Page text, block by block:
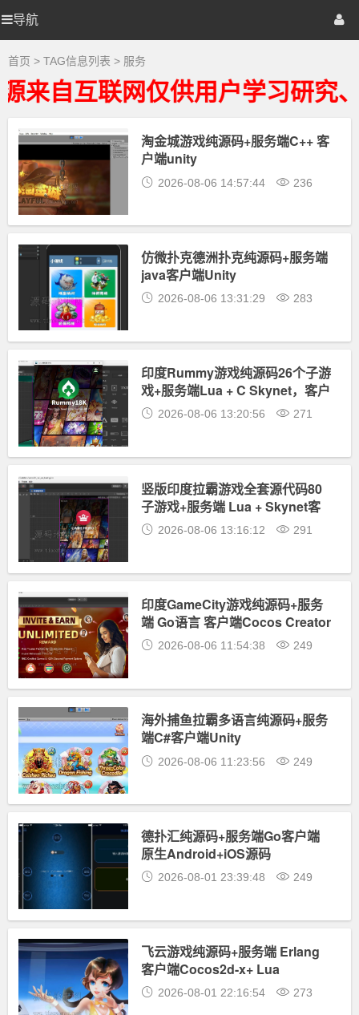
导航
全
-
务
相
新
资
源
下
载
源
码
地
棋牌源码
首页 > TAG信息列表 > 服务
自互联网仅供用户学习研究
淘金城游戏纯源码+服务端C++ 客
户端unity
2026-08-06 14:57:44 236
仿微扑克德洲扑克纯源码+服务端
java客户端Unity
2026-08-06 13:31:29 283
印度Rummy游戏纯源码26个子游
戏+服务端Lua + C Skynet，客户
端Cocos Creator
2026-08-06 13:20:56 271
竖版印度拉霸游戏全套源代码80
子游戏+服务端 Lua + Skynet客
户端Cocos Creator
2026-08-06 13:16:12 291
印度GameCity游戏纯源码+服务
端 Go语言 客户端Cocos Creator
2026-08-06 11:54:38 249
海外捕鱼拉霸多语言纯源码+服务
端C#客户端Unity
2026-08-06 11:23:56 249
德扑汇纯源码+服务端Go客户端
原生Android+iOS源码
2026-08-01 23:39:48 249
飞云游戏纯源码+服务端 Erlang
客户端Cocos2d-x+ Lua
2026-08-01 22:16:54 273